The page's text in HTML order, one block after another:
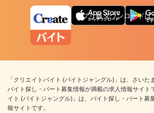
アプリ版ダウンロードは
「クリエイトバイト (バイトジャングル)」は、さいた
バイト探し・パート募集情報が満載の求人情報サイト
イト (バイトジャングル)」は、バイト探し・パート募
報サイトです。